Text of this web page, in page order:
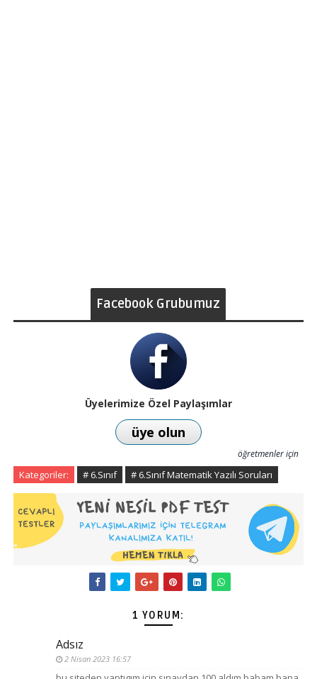
Facebook Grubumuz
Üyelerimize Özel Paylaşımlar
üye olun
öğretmenler için
Kategoriler: # 6.Sınıf # 6.Sınıf Matematik Yazılı Soruları
1 YORUM:
Adsız
2 Nisan 2023 16:57